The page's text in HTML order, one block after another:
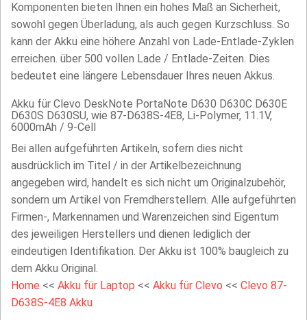
Komponenten bieten Ihnen ein hohes Maß an Sicherheit,
sowohl gegen Überladung, als auch gegen Kurzschluss. So
kann der Akku eine höhere Anzahl von Lade-Entlade-Zyklen
erreichen. über 500 vollen Lade / Entlade-Zeiten. Dies
bedeutet eine längere Lebensdauer Ihres neuen Akkus.
Akku für Clevo DeskNote PortaNote D630 D630C D630E
D630S D630SU, wie 87-D638S-4E8, Li-Polymer, 11.1V,
6000mAh / 9-Cell
Bei allen aufgeführten Artikeln, sofern dies nicht
ausdrücklich im Titel / in der Artikelbezeichnung
angegeben wird, handelt es sich nicht um Originalzubehör,
sondern um Artikel von Fremdherstellern. Alle aufgeführten
Firmen-, Markennamen und Warenzeichen sind Eigentum
des jeweiligen Herstellers und dienen lediglich der
eindeutigen Identifikation. Der Akku ist 100% baugleich zu
dem Akku Original.
Home << Akku für Laptop << Akku für Clevo << Clevo 87-
D638S-4E8 Akku